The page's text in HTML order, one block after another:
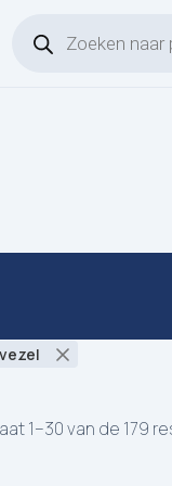
1–30 van de 179